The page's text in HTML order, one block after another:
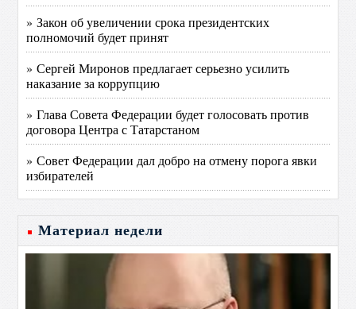
» Закон об увеличении срока президентских
полномочий будет принят
» Сергей Миронов предлагает серьезно усилить
наказание за коррупцию
» Глава Совета Федерации будет голосовать против
договора Центра с Татарстаном
» Совет Федерации дал добро на отмену порога явки
избирателей
Материал недели